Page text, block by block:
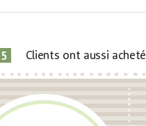
5 Clients ont aussi acheté